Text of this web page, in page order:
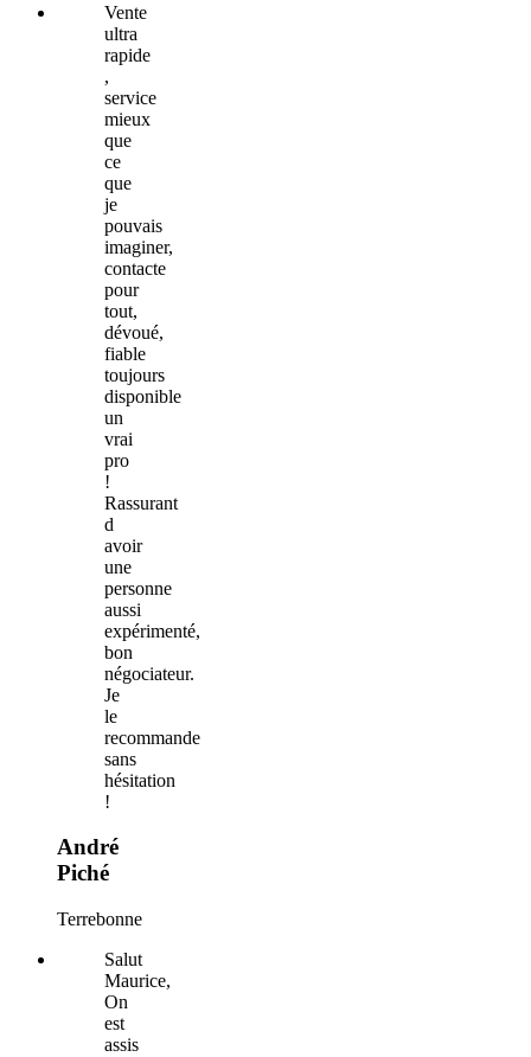
Vente
ultra
rapide
,
service
mieux
que
ce
que
je
pouvais
imaginer,
contacte
pour
tout,
dévoué,
fiable
toujours
disponible
un
vrai
pro
!
Rassurant
d
avoir
une
personne
aussi
expérimenté,
bon
négociateur.
Je
le
recommande
sans
hésitation
!
André
Piché
Terrebonne
Salut
Maurice,
On
est
assis